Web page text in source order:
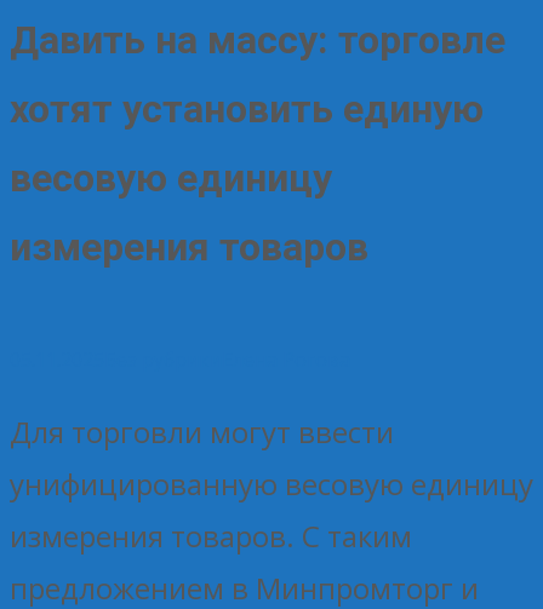
Давить на массу: торговле
хотят установить единую
весовую единицу
измерения товаров
Для торговли могут ввести
унифицированную весовую единицу
измерения товаров. С таким
предложением в Минпромторг и